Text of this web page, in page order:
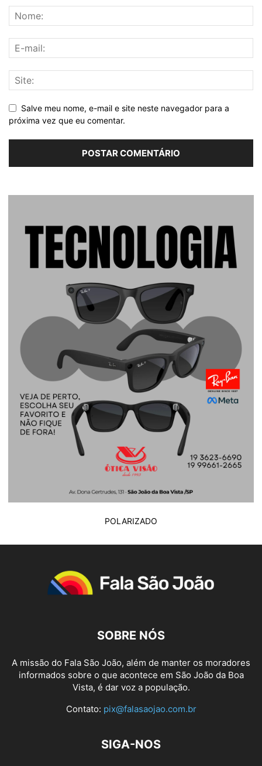
Salve meu nome, e-mail e site neste navegador para a
próxima vez que eu comentar.
POLARIZADO
SOBRE NÓS
A missão do Fala São João, além de manter os moradores
informados sobre o que acontece em São João da Boa
Vista, é dar voz a população.
Contato: pix@falasaojao.com.br
SIGA-NOS